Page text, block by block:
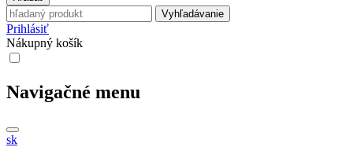
Vyhľadávanie
Prihlásiť
Nákupný košík
Navigačné menu
sk